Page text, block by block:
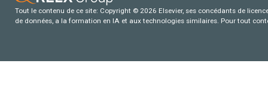
Tout le contenu de ce site: Copyright © 2026 Elsevier, ses concédants de
de données, a la formation en IA et aux technologies similaires. Pour tout